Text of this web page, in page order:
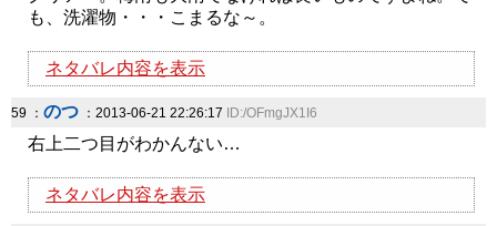
も、洗濯物・・・こまるな～。
ネタバレ内容を表示
59 ： のつ ：2013-06-21 22:26:17 ID:/OFmgJX1I6
右上二つ目がわかんない…
ネタバレ内容を表示